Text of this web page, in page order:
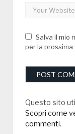
Salva il mio
per la
Questo sito
Scopri come
commenti.